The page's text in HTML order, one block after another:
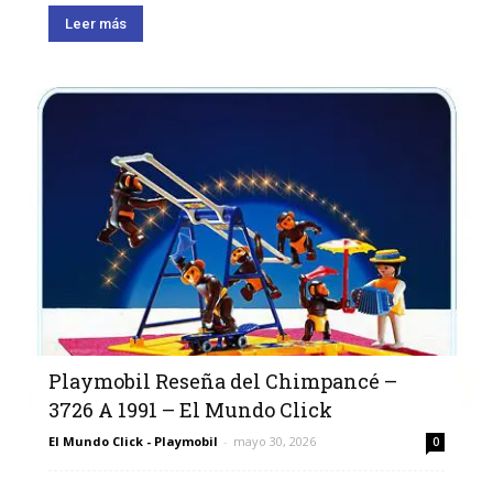
Leer más
Playmobil Reseña del Chimpancé –
3726 A 1991 – El Mundo Click
El Mundo Click - Playmobil - mayo 30, 2026 0